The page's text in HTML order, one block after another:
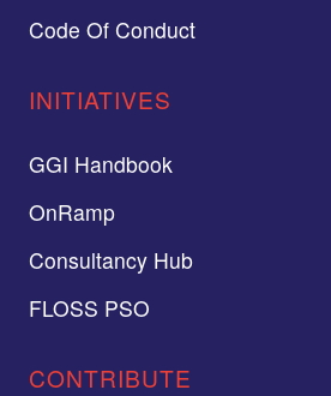
Code Of Conduct
INITIATIVES
GGI Handbook
OnRamp
Consultancy Hub
FLOSS PSO
CONTRIBUTE